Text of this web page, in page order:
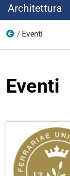
Architettura
Dopo la laurea
Eventi
Eventi